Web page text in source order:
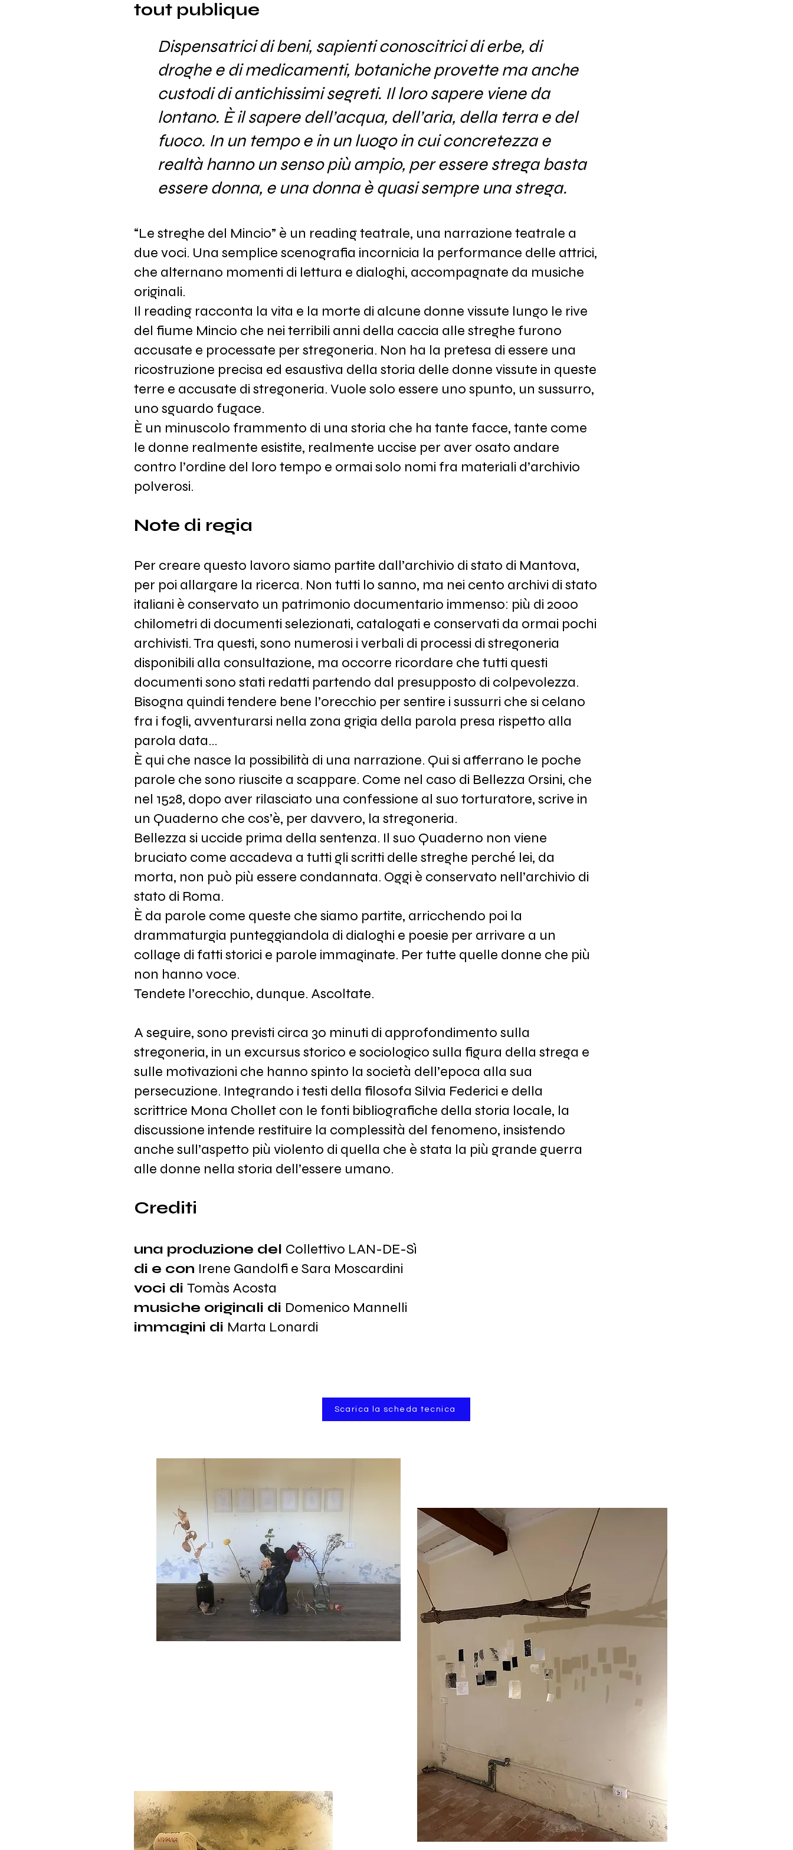
tout publique
Dispensatrici di beni, sapienti conoscitrici di erbe, di
droghe e di medicamenti, botaniche provette ma anche
custodi di antichissimi segreti. Il loro sapere viene da
lontano. È il sapere dell’acqua, dell’aria, della terra e del
fuoco. In un tempo e in un luogo in cui concretezza e
realtà hanno un senso più ampio, per essere strega basta
essere donna, e una donna è quasi sempre una strega.
“Le streghe del Mincio” è un reading teatrale, una narrazione teatrale a
due voci. Una semplice scenografia incornicia la performance delle attrici,
che alternano momenti di lettura e dialoghi, accompagnate da musiche
originali.
Il reading racconta la vita e la morte di alcune donne vissute lungo le rive
del fiume Mincio che nei terribili anni della caccia alle streghe furono
accusate e processate per stregoneria. Non ha la pretesa di essere una
ricostruzione precisa ed esaustiva della storia delle donne vissute in queste
terre e accusate di stregoneria. Vuole solo essere uno spunto, un sussurro,
uno sguardo fugace.
È un minuscolo frammento di una storia che ha tante facce, tante come
le donne realmente esistite, realmente uccise per aver osato andare
contro l’ordine del loro tempo e ormai solo nomi fra materiali d’archivio
polverosi.
Note di regia
Per creare questo lavoro siamo partite dall’archivio di stato di Mantova,
per poi allargare la ricerca. Non tutti lo sanno, ma nei cento archivi di stato
italiani è conservato un patrimonio documentario immenso: più di 2000
chilometri di documenti selezionati, catalogati e conservati da ormai pochi
archivisti. Tra questi, sono numerosi i verbali di processi di stregoneria
disponibili alla consultazione, ma occorre ricordare che tutti questi
documenti sono stati redatti partendo dal presupposto di colpevolezza.
Bisogna quindi tendere bene l’orecchio per sentire i sussurri che si celano
fra i fogli, avventurarsi nella zona grigia della parola presa rispetto alla
parola data…
È qui che nasce la possibilità di una narrazione. Qui si afferrano le poche
parole che sono riuscite a scappare. Come nel caso di Bellezza Orsini, che
nel 1528, dopo aver rilasciato una confessione al suo torturatore, scrive in
un Quaderno che cos’è, per davvero, la stregoneria.
Bellezza si uccide prima della sentenza. Il suo Quaderno non viene
bruciato come accadeva a tutti gli scritti delle streghe perché lei, da
morta, non può più essere condannata. Oggi è conservato nell’archivio di
stato di Roma.
È da parole come queste che siamo partite, arricchendo poi la
drammaturgia punteggiandola di dialoghi e poesie per arrivare a un
collage di fatti storici e parole immaginate. Per tutte quelle donne che più
non hanno voce.
Tendete l’orecchio, dunque. Ascoltate.
A seguire, sono previsti circa 30 minuti di approfondimento sulla
stregoneria, in un excursus storico e sociologico sulla figura della strega e
sulle motivazioni che hanno spinto la società dell’epoca alla sua
persecuzione. Integrando i testi della filosofa Silvia Federici e della
scrittrice Mona Chollet con le fonti bibliografiche della storia locale, la
discussione intende restituire la complessità del fenomeno, insistendo
anche sull’aspetto più violento di quella che è stata la più grande guerra
alle donne nella storia dell’essere umano.
Crediti
una produzione del Collettivo LAN-DE-Sì
di e con Irene Gandolfi e Sara Moscardini
voci di Tomàs Acosta
musiche originali di Domenico Mannelli
immagini di Marta Lonardi
Scarica la scheda tecnica